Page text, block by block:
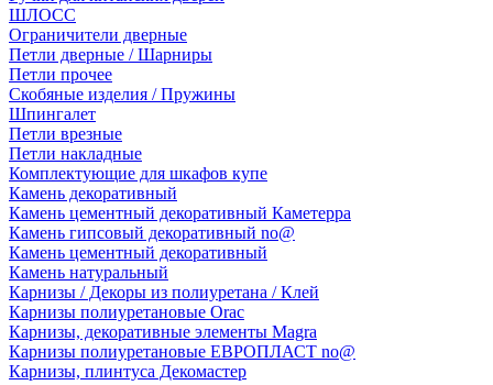
ШЛОСС
Ограничители дверные
Петли дверные / Шарниры
Петли прочее
Скобяные изделия / Пружины
Шпингалет
Петли врезные
Петли накладные
Комплектующие для шкафов купе
Камень декоративный
Камень цементный декоративный Каметерра
Камень гипсовый декоративный no@
Камень цементный декоративный
Камень натуральный
Карнизы / Декоры из полиуретана / Клей
Карнизы полиуретановые Orac
Карнизы, декоративные элементы Magra
Карнизы полиуретановые ЕВРОПЛАСТ no@
Карнизы, плинтуса Декомастер